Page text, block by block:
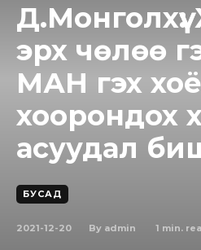
Д.Монголхүү:
эрх чөлөө
МАН гэх
хоорондох
асуудал
БУСАД
2021-12-20 By admin 1 min.